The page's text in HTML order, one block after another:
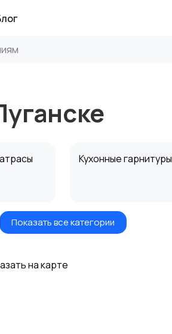
Кухонные гарнитуры
Растения и семена
Показать все категории
на карте